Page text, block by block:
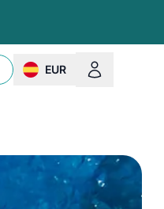
EUR
change currency or